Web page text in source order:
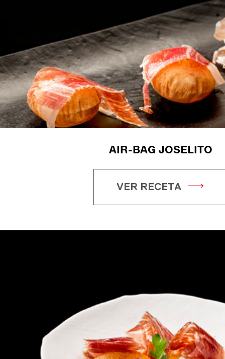
AIR-BAG JOSELITO
VER RECETA